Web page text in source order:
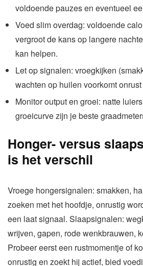
voldoende pauzes en eventueel
Voed slim overdag: voldoende
vergroot de kans op langere
kan helpen.
Let op signalen: vroegkijken
wachten op huilen voorkomt
Monitor output en groei: natte
groeicurve zijn je beste
Honger- versus
is het verschil
Vroege hongersignalen: smakken,
zoeken met het hoofdje, onrustig
een laat signaal. Slaapsignalen:
wrijven, gapen, rode wenkbrauwen,
Probeer eerst een rustmomentje of
onrustig en zoekt hij actief, bied